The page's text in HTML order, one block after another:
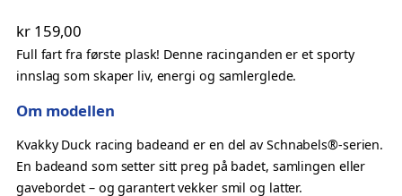
e
a
n
R
a
c
e
kr159,00
Full fart fra første plask! Denne racinganden er et sporty
innslag som skaper liv, energi og samlerglede.
Om modellen
Kvakky Duck racing badeand er en del av Schnabels®-serien.
En badeand som setter sitt preg på badet, samlingen eller
gavebordet – og garantert vekker smil og latter.